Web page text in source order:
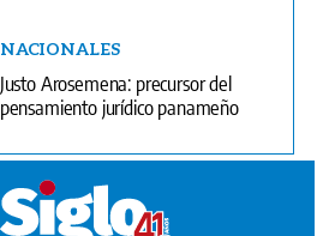
NACIONALES
Justo Arosemena: precursor del
pensamiento jurídico panameño